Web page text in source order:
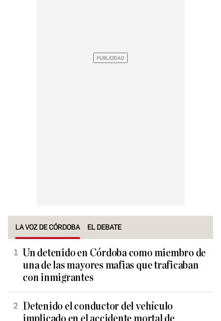
LA VOZ DE CÓRDOBA EL DEBATE
Un detenido en Córdoba como miembro de
una de las mayores mafias que traficaban
con inmigrantes
Detenido el conductor del vehículo